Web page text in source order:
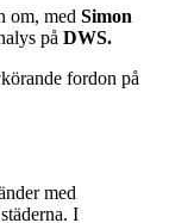
om, med Simon
på DWS.
fordon på
med
I